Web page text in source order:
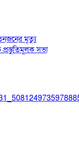
মৃত্যু
প্রস্তুতিমূলক সভা